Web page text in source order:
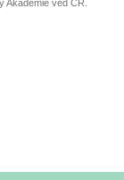
Akademie věd ČR.